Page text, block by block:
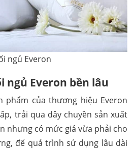
ngủ Everon
ngủ Everon bền lâu
phẩm của thương hiệu Everon
trải qua dây chuyền sản xuất
nhưng có mức giá vừa phải cho
để quá trình sử dụng lâu dài